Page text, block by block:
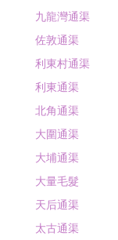
九龍灣通渠
佐敦通渠
利東村通渠
利東通渠
北角通渠
大圍通渠
大埔通渠
大量毛髮
天后通渠
太古通渠